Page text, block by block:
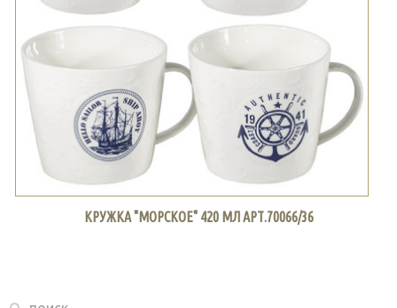
КРУЖКА "МОРСКОЕ" 420 МЛ АРТ.70066/36